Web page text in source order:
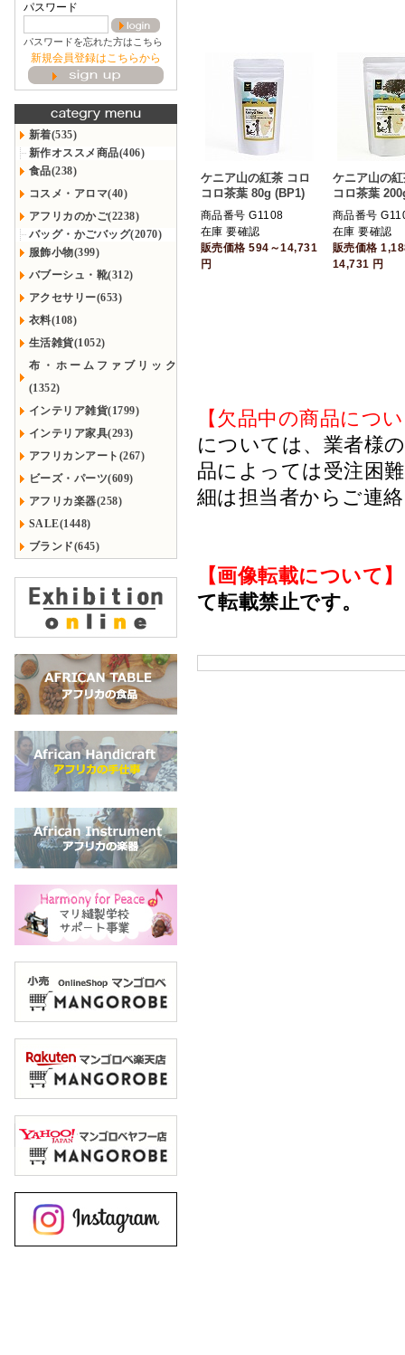
パスワード
パスワードを忘れた方はこちら
新規会員登録はこちらから
新着(535)
新作オススメ商品(406)
食品(238)
コスメ・アロマ(40)
アフリカのかご(2238)
バッグ・かごバッグ(2070)
服飾小物(399)
バブーシュ・靴(312)
アクセサリー(653)
衣料(108)
生活雑貨(1052)
布・ホームファブリック
(1352)
インテリア雑貨(1799)
インテリア家具(293)
アフリカンアート(267)
ビーズ・パーツ(609)
アフリカ楽器(258)
SALE(1448)
ブランド(645)
ケニア山の紅茶 コロ
コロ茶葉 80g (BP1)
商品番号 G1108
在庫 要確認
販売価格594～14,731
円
ケニア山の
コロ茶葉
商品番号
在庫 要確認
販売価格
14,731 円
【欠品中の商品につ
については、業者様
品によっては受注困
細は担当者からご連
【画像転載について】
て転載禁止です。